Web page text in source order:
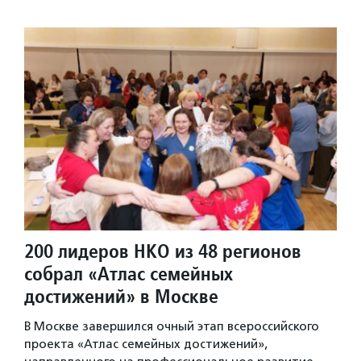
200 лидеров НКО из 48 регионов
собрал «Атлас семейных
достижений» в Москве
В Москве завершился очный этап всероссийского
проекта «Атлас семейных достижений»,